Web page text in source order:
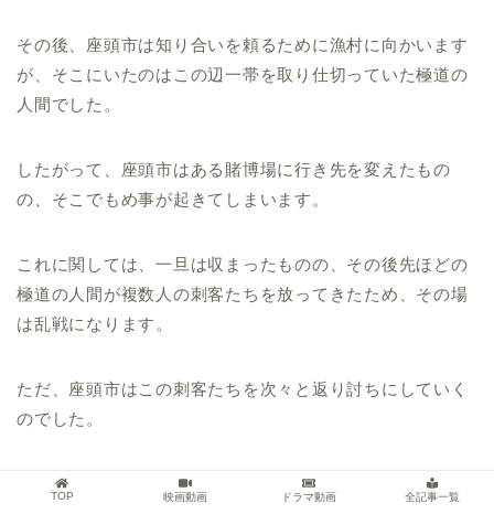
その後、座頭市は知り合いを頼るために漁村に向かいます
が、そこにいたのはこの辺一帯を取り仕切っていた極道の
人間でした。
したがって、座頭市はある賭博場に行き先を変えたもの
の、そこでもめ事が起きてしまいます。
これに関しては、一旦は収まったものの、その後先ほどの
極道の人間が複数人の刺客たちを放ってきたため、その場
は乱戦になります。
ただ、座頭市はこの刺客たちを次々と返り討ちにしていく
のでした。
その光景を目にしたある人物が、座頭市を用心棒として使
TOP 映画動画 ドラマ動画 全記事一覧